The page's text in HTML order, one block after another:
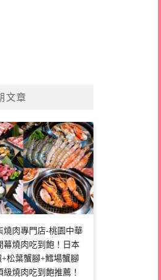
文章
燒肉專門店-桃園中華
幕燒肉吃到飽！日本
松葉蟹腳+鱈場蟹腳
燒肉吃到飽推薦！